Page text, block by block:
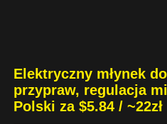
Elektryczny młynek
przypraw, regulacja
Polski za $5.84 / ~22zł